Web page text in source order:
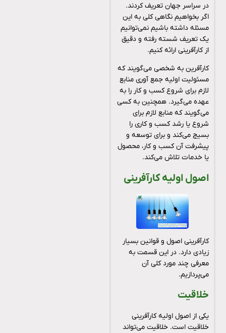
در سراسر جهان تعریف کردند.
اگر بخواهیم نگاهی کلی به این
مسئله داشته باشیم نمی‌توانیم
یک تعریف شسته رفته و دقیق
از کارآفرینی ارائه کنیم.
کارآفرین به شخصی می‌گویند که
مسئولیت اولیه جمع آوری منابع
لازم برای شروع کسب و کار را به
عهده می‌گیرد. همچنین به کسی
می‌گویند که منابع لازم برای
شروع یا رشد کسب و کاری را
بسیج می‌کند و برای توسعه و
پیشرفت آن کسب و کار، محصول
یا خدمات تلاش می‌کند.
اصول اولیه کارآفرینی
کارآفرینی اصول و قوانین بسیار
زیادی دارد. در این قسمت به
معرفی چند مورد کلی آن
می‌پردازیم.
خلاقیت
یکی از اصول اولیه کارآفرینی
خلاقیت است. خلاقیت می‌تواند